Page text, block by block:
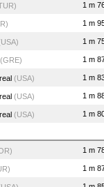
1 m
1 m
1 m
(GRE) 1 m
(USA) 1 m
(USA) 1 m
(USA) 1 m
1 m
1 m